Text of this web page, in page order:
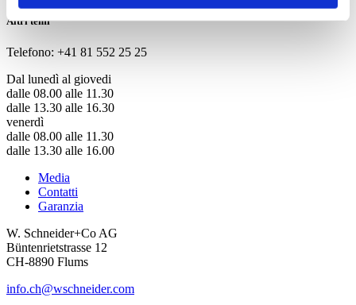
Altri temi
Telefono: +41 81 552 25 25
Dal lunedì al giovedi
dalle 08.00 alle 11.30
dalle 13.30 alle 16.30
venerdì
dalle 08.00 alle 11.30
dalle 13.30 alle 16.00
Media
Contatti
Garanzia
W. Schneider+Co AG
Büntenrietstrasse 12
CH-8890 Flums
info.ch@wschneider.com